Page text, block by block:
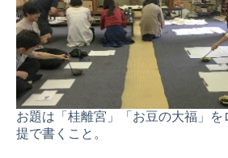
お題は「桂離宮」「お豆の大福」を
提で書くこと。